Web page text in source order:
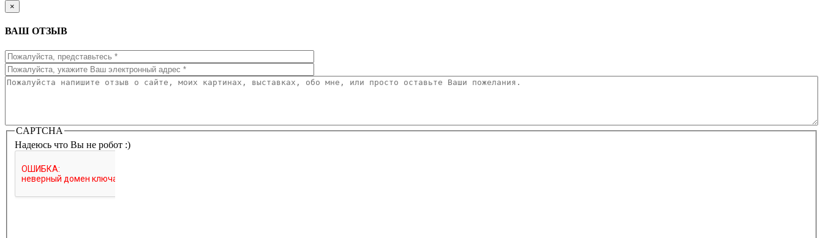
×
ВАШ ОТЗЫВ
Имя*
Емайл*
Ваш отзыв*
CAPTCHA
Надеюсь что Вы не робот :)